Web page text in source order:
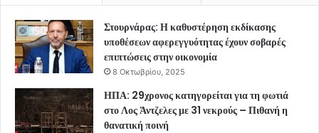
Στουρνάρας: Η καθυστέρηση εκδίκασης
υποθέσεων αφερεγγυότητας έχουν σοβαρές
επιπτώσεις στην οικονομία
8 Οκτωβρίου, 2025
ΗΠΑ: 29χρονος κατηγορείται για τη φωτιά
στο Λος Άντζελες με 31 νεκρούς – Πιθανή η
θανατική ποινή